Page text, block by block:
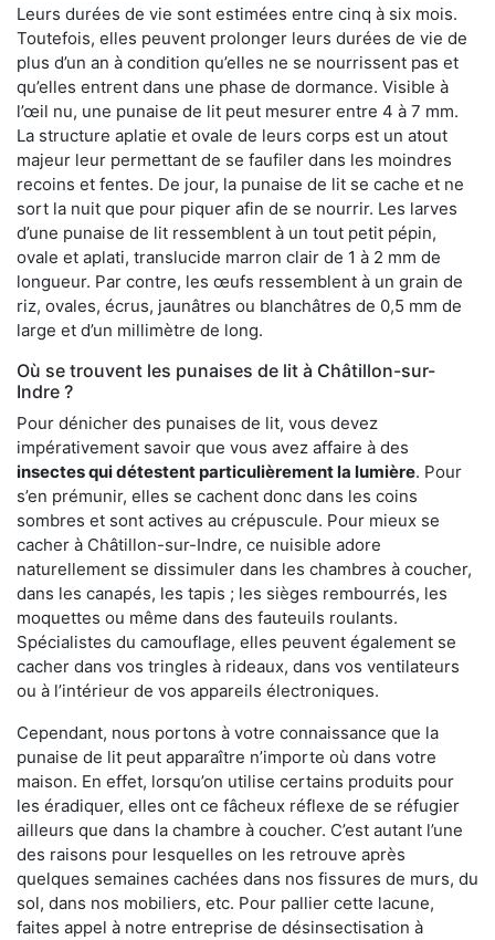
Leurs durées de vie sont estimées entre cinq à six mois.
Toutefois, elles peuvent prolonger leurs durées de vie de
plus d’un an à condition qu’elles ne se nourrissent pas et
qu’elles entrent dans une phase de dormance. Visible à
l’œil nu, une punaise de lit peut mesurer entre 4 à 7 mm.
La structure aplatie et ovale de leurs corps est un atout
majeur leur permettant de se faufiler dans les moindres
recoins et fentes. De jour, la punaise de lit se cache et ne
sort la nuit que pour piquer afin de se nourrir. Les larves
d’une punaise de lit ressemblent à un tout petit pépin,
ovale et aplati, translucide marron clair de 1 à 2 mm de
longueur. Par contre, les œufs ressemblent à un grain de
riz, ovales, écrus, jaunâtres ou blanchâtres de 0,5 mm de
large et d’un millimètre de long.
Où se trouvent les punaises de lit à Châtillon-sur-
Indre ?
Pour dénicher des punaises de lit, vous devez
impérativement savoir que vous avez affaire à des
insectes qui détestent particulièrement la lumière. Pour
s’en prémunir, elles se cachent donc dans les coins
sombres et sont actives au crépuscule. Pour mieux se
cacher à Châtillon-sur-Indre, ce nuisible adore
naturellement se dissimuler dans les chambres à coucher,
dans les canapés, les tapis ; les sièges rembourrés, les
moquettes ou même dans des fauteuils roulants.
Spécialistes du camouflage, elles peuvent également se
cacher dans vos tringles à rideaux, dans vos ventilateurs
ou à l’intérieur de vos appareils électroniques.
Cependant, nous portons à votre connaissance que la
punaise de lit peut apparaître n’importe où dans votre
maison. En effet, lorsqu’on utilise certains produits pour
les éradiquer, elles ont ce fâcheux réflexe de se réfugier
ailleurs que dans la chambre à coucher. C’est autant l’une
des raisons pour lesquelles on les retrouve après
quelques semaines cachées dans nos fissures de murs, du
sol, dans nos mobiliers, etc. Pour pallier cette lacune,
faites appel à notre entreprise de désinsectisation à